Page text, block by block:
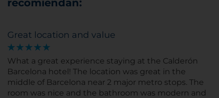
recomiendan:
Great location and value
What a great experience staying at the Calderón
Barcelona hotel! The location was great in the
middle of Barcelona near 2 major metro stops. The
room was nice and the bathroom was modern and